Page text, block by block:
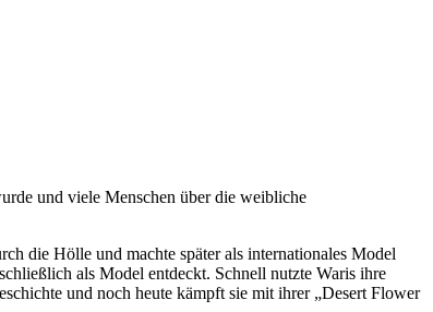
und viele Menschen über die weibliche
die Hölle und machte später als internationales Model
als Model entdeckt. Schnell nutzte Waris ihre
und noch heute kämpft sie mit ihrer „Desert Flower